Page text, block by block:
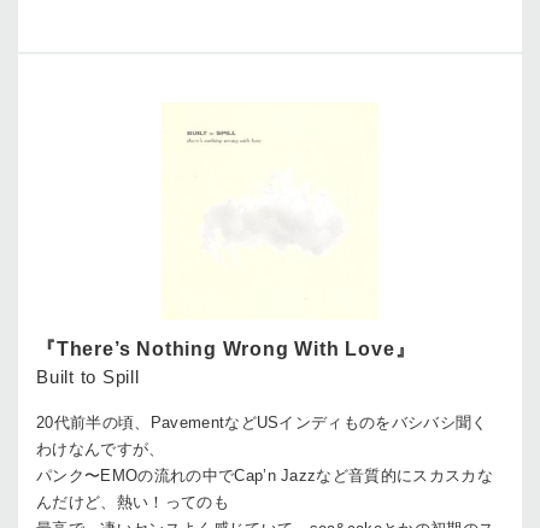
『There’s Nothing Wrong With Love』
Built to Spill
20代前半の頃、PavementなどUSインディものをバシバシ聞く
わけなんですが、
パンク〜EMOの流れの中でCap’n Jazzなど音質的にスカスカな
んだけど、熱い！ってのも